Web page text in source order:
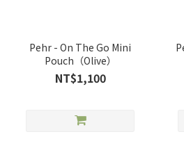
Pehr - On The Go Mini
Pouch（Olive）
NT$1,100